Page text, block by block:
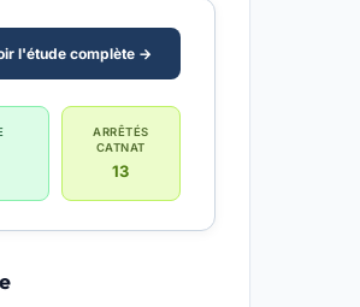
l'étude complète →
ARRÊTÉS
CATNAT
13